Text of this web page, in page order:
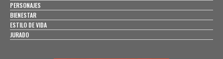
PERSONAJES
BIENESTAR
ESTILO DE VIDA
JURADO